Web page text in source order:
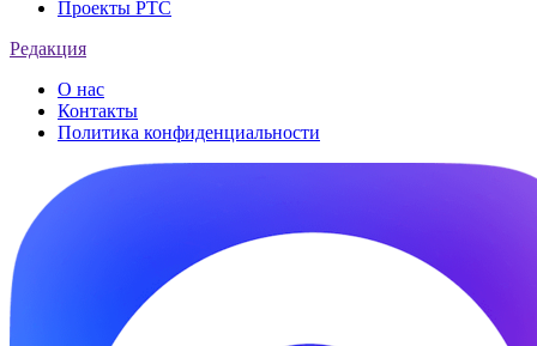
Проекты РТС
Редакция
О нас
Контакты
Политика конфиденциальности